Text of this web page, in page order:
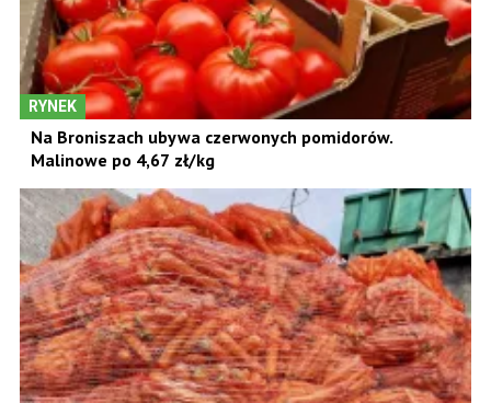
RYNEK
Na Broniszach ubywa czerwonych pomidorów.
Malinowe po 4,67 zł/kg